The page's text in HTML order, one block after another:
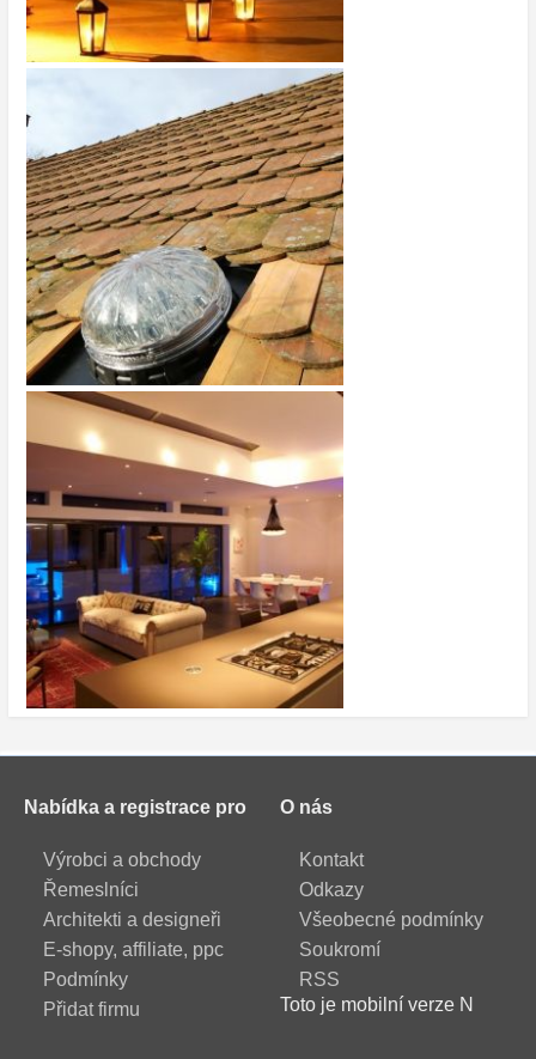
Nabídka a registrace pro
Výrobci a obchody
Řemeslníci
Architekti a designeři
E-shopy, affiliate, ppc
Podmínky
Přidat firmu
O nás
Kontakt
Odkazy
Všeobecné podmínky
Soukromí
RSS
Toto je mobilní verze N